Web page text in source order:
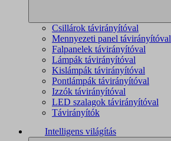
Csillárok távirányítóval
Mennyezeti panel távirányítóval
Falpanelek távirányítóval
Lámpák távirányítóval
Kislámpák távirányítóval
Pontlámpák távirányítóval
Izzók távirányítóval
LED szalagok távirányítóval
Távirányítók
Intelligens világítás